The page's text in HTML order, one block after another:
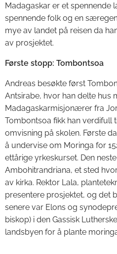
Madagaskar er et spennende
spennende folk og en
mye av landet på reisen da
av prosjektet.
Første stopp: Tombontsoa
Andreas besøkte først
Antsirabe, hvor han delte hus
Madagaskarmisjonærer fra
Tombontsoa fikk han verdifull
omvisning på skolen. Første
å undervise om Moringa for
ettårige yrkeskurset. Den
Ambohitrandriana, et sted
av kirka. Rektor Lala,
presentere prosjektet, og det
senere var Elons og
biskop) i den Gassisk
landsbyen for å plante